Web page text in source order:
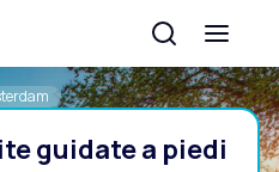
guidate a piedi